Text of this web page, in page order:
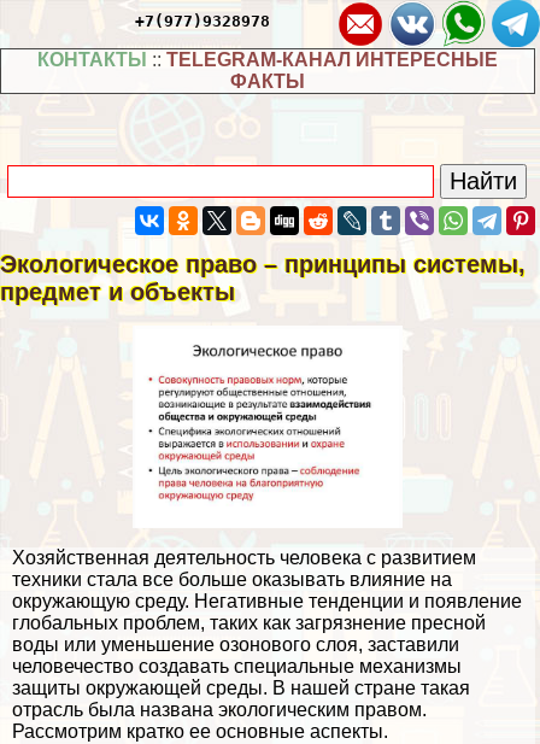
+7(977)9328978
КОНТАКТЫ :: TELEGRAM-КАНАЛ ИНТЕРЕСНЫЕ
ФАКТЫ
Экологическое право – принципы системы,
предмет и объекты
Хозяйственная деятельность человека с развитием
техники стала все больше оказывать влияние на
окружающую среду. Негативные тенденции и появление
глобальных проблем, таких как загрязнение пресной
воды или уменьшение озонового слоя, заставили
человечество создавать специальные механизмы
защиты окружающей среды. В нашей стране такая
отрасль была названа экологическим правом.
Рассмотрим кратко ее основные аспекты.